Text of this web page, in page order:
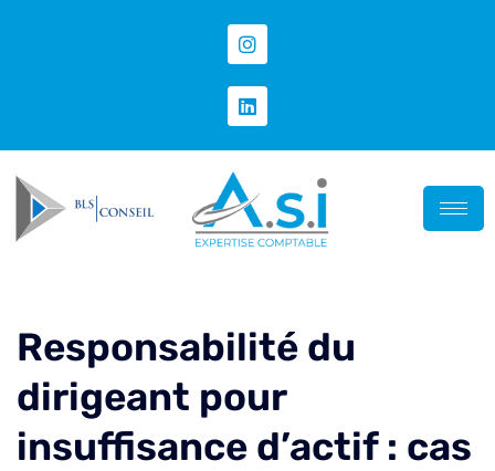
Responsabilité du
dirigeant pour
insuffisance d’actif : cas